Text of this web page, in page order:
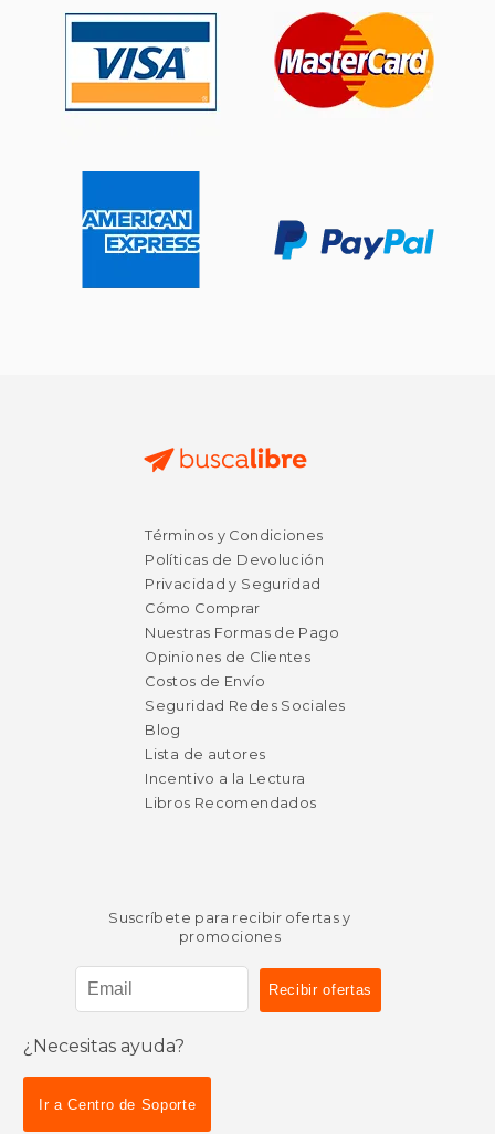
Términos y Condiciones
Políticas de Devolución
Privacidad y Seguridad
Cómo Comprar
Nuestras Formas de Pago
Opiniones de Clientes
Costos de Envío
Seguridad Redes Sociales
Blog
Lista de autores
Incentivo a la Lectura
Libros Recomendados
Suscríbete para recibir ofertas y
promociones
¿Necesitas ayuda?
Ir a Centro de Soporte